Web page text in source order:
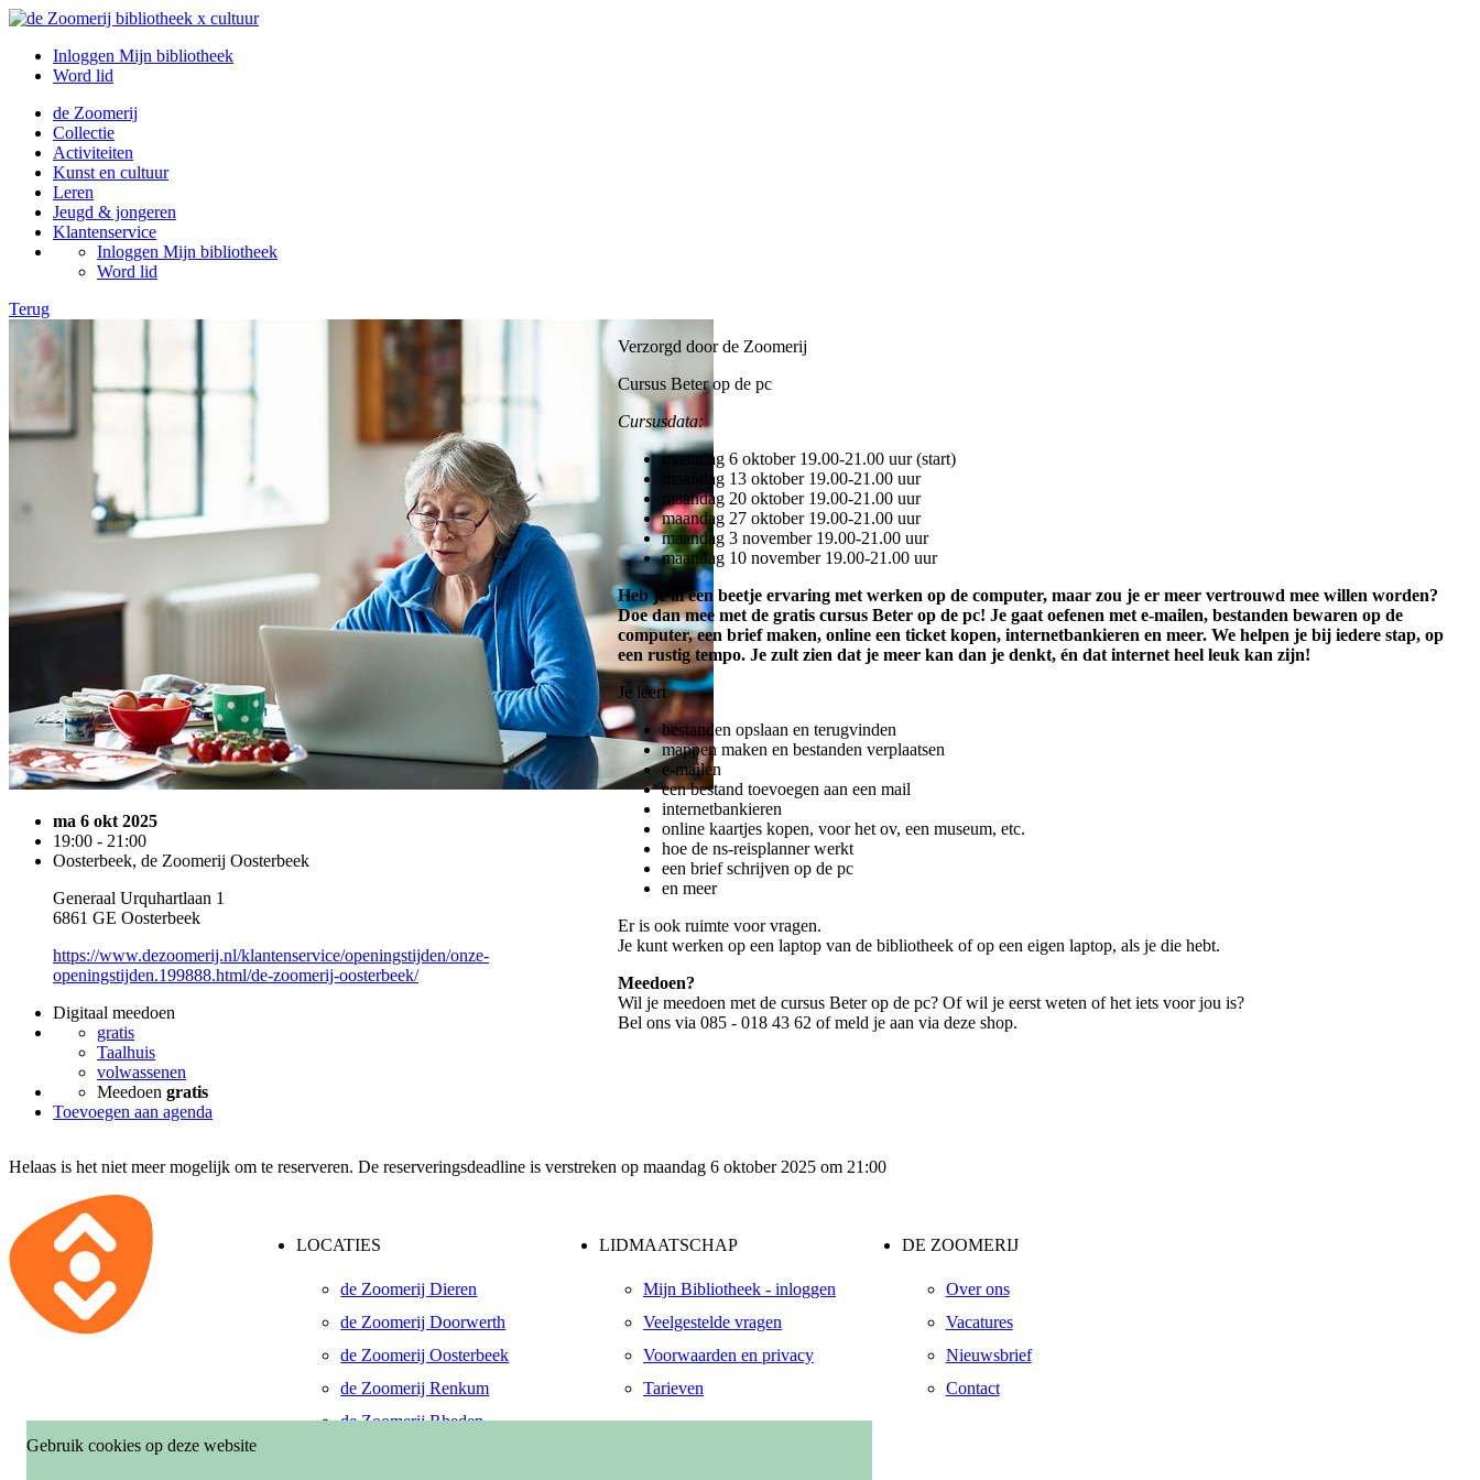
Gebruik cookies op deze website
Inloggen Mijn bibliotheek
Word lid
de Zoomerij
Collectie
Activiteiten
Kunst en cultuur
Leren
Jeugd & jongeren
Klantenservice
Inloggen Mijn bibliotheek
Word lid
Terug
ma 6 okt 2025
19:00 - 21:00
Oosterbeek, de Zoomerij Oosterbeek
Generaal Urquhartlaan 1
6861 GE Oosterbeek
https://www.dezoomerij.nl/klantenservice/openingstijden/onze-
openingstijden.199888.html/de-zoomerij-oosterbeek/
Digitaal meedoen
gratis
Taalhuis
volwassenen
Meedoen gratis
Toevoegen aan agenda
Verzorgd door de Zoomerij
Cursus Beter op de pc
Cursusdata:
maandag 6 oktober 19.00-21.00 uur (start)
maandag 13 oktober 19.00-21.00 uur
maandag 20 oktober 19.00-21.00 uur
maandag 27 oktober 19.00-21.00 uur
maandag 3 november 19.00-21.00 uur
maandag 10 november 19.00-21.00 uur
Heb je al een beetje ervaring met werken op de computer, maar zou je er meer vertrouwd mee willen worden?
Doe dan mee met de gratis cursus Beter op de pc! Je gaat oefenen met e-mailen, bestanden bewaren op de
computer, een brief maken, online een ticket kopen, internetbankieren en meer. We helpen je bij iedere stap, op
een rustig tempo. Je zult zien dat je meer kan dan je denkt, én dat internet heel leuk kan zijn!
Je leert
bestanden opslaan en terugvinden
mappen maken en bestanden verplaatsen
e-mailen
een bestand toevoegen aan een mail
internetbankieren
online kaartjes kopen, voor het ov, een museum, etc.
hoe de ns-reisplanner werkt
een brief schrijven op de pc
en meer
Er is ook ruimte voor vragen.
Je kunt werken op een laptop van de bibliotheek of op een eigen laptop, als je die hebt.
Meedoen?
Wil je meedoen met de cursus Beter op de pc? Of wil je eerst weten of het iets voor jou is?
Bel ons via 085 - 018 43 62 of meld je aan via deze shop.
Helaas is het niet meer mogelijk om te reserveren. De reserveringsdeadline is verstreken op maandag 6 oktober 2025 om 21:00
LOCATIES
de Zoomerij Dieren
de Zoomerij Doorwerth
de Zoomerij Oosterbeek
de Zoomerij Renkum
de Zoomerij Rheden
LIDMAATSCHAP
Mijn Bibliotheek - inloggen
Veelgestelde vragen
Voorwaarden en privacy
Tarieven
DE ZOOMERIJ
Over ons
Vacatures
Nieuwsbrief
Contact